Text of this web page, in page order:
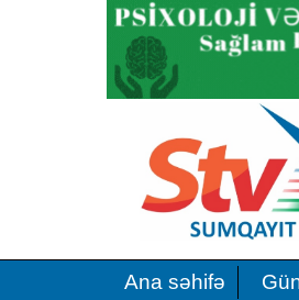
Ana səhifə